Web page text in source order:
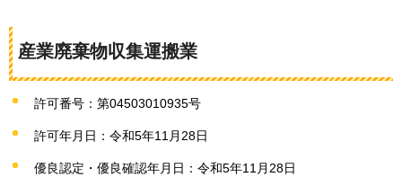
産業廃棄物収集運搬業
許可番号：第04503010935号
許可年月日：令和5年11月28日
優良認定・優良確認年月日：令和5年11月28日